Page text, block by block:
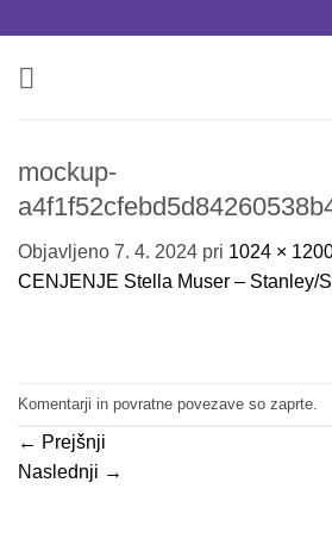
vsebino
mockup-
Objavljeno 7. 4. 2024 pri 1024 ×
CENJENJE Stella Muser – Stanley/
Komentarji in povratne povezave so zaprte.
← Prejšnji
Naslednji →